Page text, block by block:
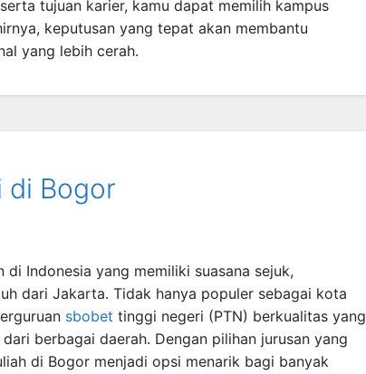
tujuan karier, kamu dapat memilih kampus
keputusan yang tepat akan membantu
yang lebih cerah.
di Bogor
Indonesia yang memiliki suasana sejuk,
dari Jakarta. Tidak hanya populer sebagai kota
sbobet tinggi negeri (PTN) berkualitas yang
berbagai daerah. Dengan pilihan jurusan yang
di Bogor menjadi opsi menarik bagi banyak